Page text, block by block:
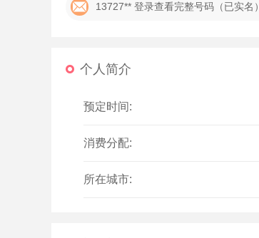
13727** 登录查看完整号码（已实名）
个人简介
预定时间:
消费分配:
所在城市: